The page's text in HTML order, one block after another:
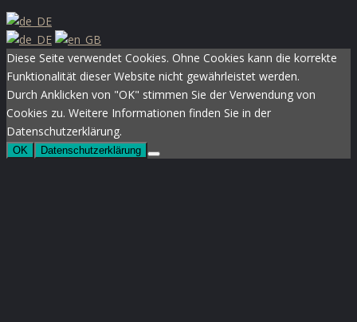
Diese Seite verwendet Cookies. Ohne Cookies kann die korrekte
Funktionalität dieser Website nicht gewährleistet werden.
Durch Anklicken von "OK" stimmen Sie der Verwendung von
Cookies zu. Weitere Informationen finden Sie in der
Datenschutzerklärung.
OK Datenschutzerklärung